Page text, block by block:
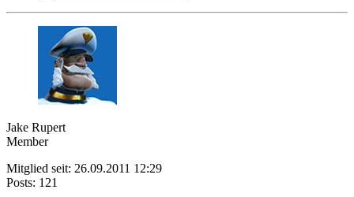
Jake Rupert
Member
Mitglied seit: 26.09.2011 12:29
Posts: 121